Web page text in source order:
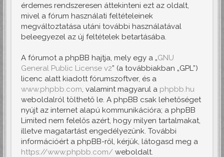
érdemes rendszeresen áttekinteni ezt az oldalt,
mivel a fórum használati feltételeinek
megváltoztatása utáni további használatával
beleegyezel az új feltételek betartásába.
A fórumot a phpBB hajtja, mely egy a „GNU
General Public License v2” (a továbbiakban „GPL”)
licenc alatt kiadott fórumszoftver, és a
www.phpbb.com, valamint magyarul a phpbb.hu
weboldalról tölthető le. A phpBB csak lehetőséget
nyújt az internet alapú kommunikációra; a phpBB
Limited nem felelős azért, hogy milyen tartalmakat,
illetve magatartást engedélyezünk. További
információért a phpBB-ről, kérjük, látogasd meg a
https://www.phpbb.com/ weboldalt.